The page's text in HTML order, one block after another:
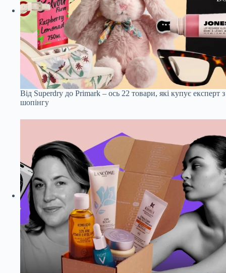
Від Superdry до Primark – ось 22 товари, які купує експерт з
шопінгу